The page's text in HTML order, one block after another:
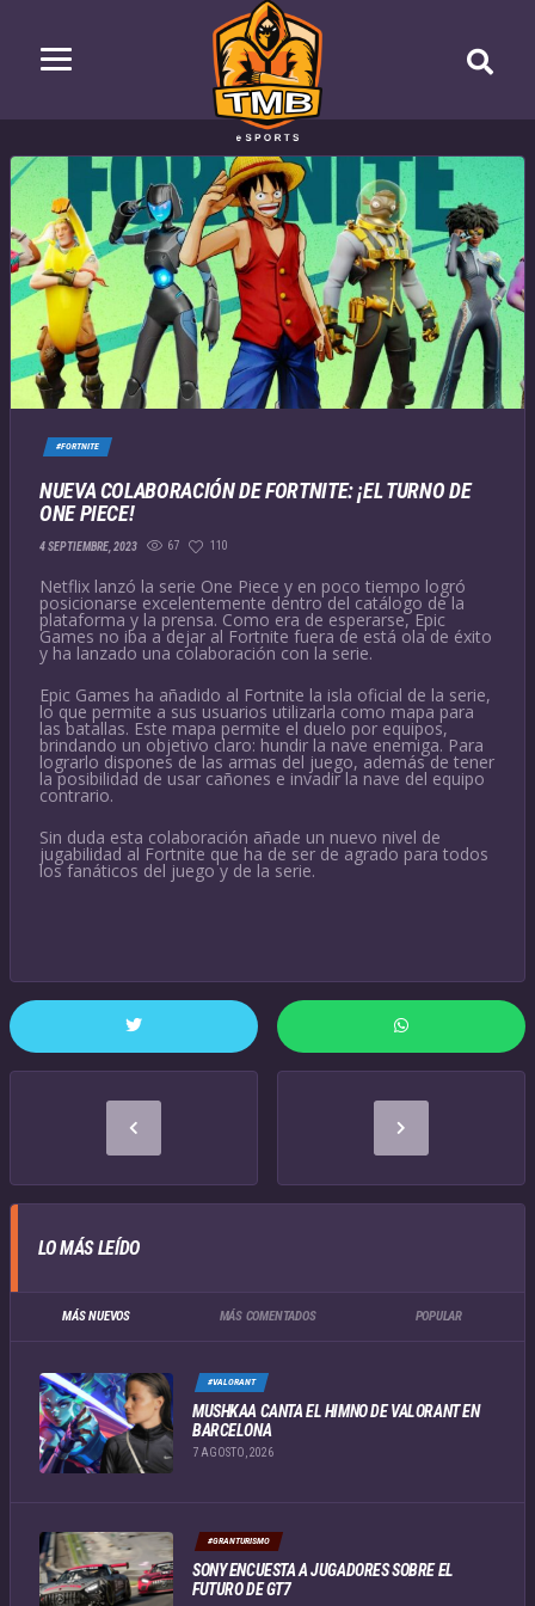
#FORTNITE
NUEVA COLABORACIÓN DE FORTNITE: ¡EL TURNO DE
ONE PIECE!
4 SEPTIEMBRE, 2023 67 110
Netflix lanzó la serie One Piece y en poco tiempo logró
posicionarse excelentemente dentro del catálogo de la
plataforma y la prensa. Como era de esperarse, Epic
Games no iba a dejar al Fortnite fuera de está ola de éxito
y ha lanzado una colaboración con la serie.
Epic Games ha añadido al Fortnite la isla oficial de la serie,
lo que permite a sus usuarios utilizarla como mapa para
las batallas. Este mapa permite el duelo por equipos,
brindando un objetivo claro: hundir la nave enemiga. Para
lograrlo dispones de las armas del juego, además de tener
la posibilidad de usar cañones e invadir la nave del equipo
contrario.
Sin duda esta colaboración añade un nuevo nivel de
jugabilidad al Fortnite que ha de ser de agrado para todos
los fanáticos del juego y de la serie.
LO MÁS LEÍDO
MÁS NUEVOS MÁS COMENTADOS POPULAR
#VALORANT
MUSHKAA CANTA EL HIMNO DE VALORANT EN
BARCELONA
7 AGOSTO, 2026
#GRANTURISMO
SONY ENCUESTA A JUGADORES SOBRE EL
FUTURO DE GT7